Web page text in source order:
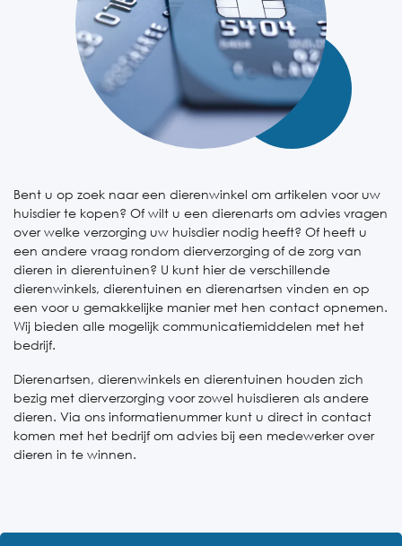
Bent u op zoek naar een dierenwinkel om artikelen voor uw
huisdier te kopen? Of wilt u een dierenarts om advies vragen
over welke verzorging uw huisdier nodig heeft? Of heeft u
een andere vraag rondom dierverzorging of de zorg van
dieren in dierentuinen? U kunt hier de verschillende
dierenwinkels, dierentuinen en dierenartsen vinden en op
een voor u gemakkelijke manier met hen contact opnemen.
Wij bieden alle mogelijk communicatiemiddelen met het
bedrijf.
Dierenartsen, dierenwinkels en dierentuinen houden zich
bezig met dierverzorging voor zowel huisdieren als andere
dieren. Via ons informatienummer kunt u direct in contact
komen met het bedrijf om advies bij een medewerker over
dieren in te winnen.